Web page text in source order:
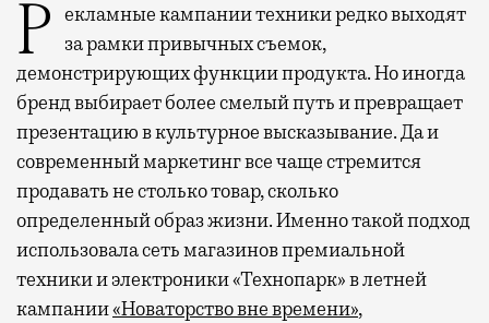
Рекламные кампании техники редко выходят
за рамки привычных съемок,
демонстрирующих функции продукта. Но иногда
бренд выбирает более смелый путь и превращает
презентацию в культурное высказывание. Да и
современный маркетинг все чаще стремится
продавать не столько товар, сколько
определенный образ жизни. Именно такой подход
использовала сеть магазинов премиальной
техники и электроники «Технопарк» в летней
кампании«Новаторство вне времени»,